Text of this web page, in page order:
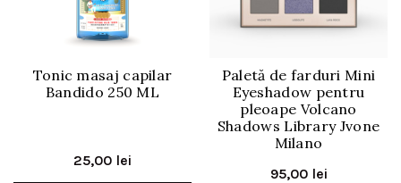
Tonic masaj capilar
Bandido 250 ML
25,00 lei
Paletă de farduri Mini
Eyeshadow pentru
pleoape Volcano
Shadows Library Jvone
Milano
95,00 lei